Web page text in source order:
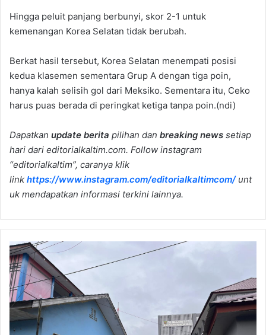
Hingga peluit panjang berbunyi, skor 2-1 untuk
kemenangan Korea Selatan tidak berubah.
Berkat hasil tersebut, Korea Selatan menempati posisi
kedua klasemen sementara Grup A dengan tiga poin,
hanya kalah selisih gol dari Meksiko. Sementara itu, Ceko
harus puas berada di peringkat ketiga tanpa poin.(ndi)
Dapatkan update berita pilihan dan breaking news setiap
hari dari editorialkaltim.com. Follow instagram
“editorialkaltim”, caranya klik
link https://www.instagram.com/editorialkaltimcom/unt
uk mendapatkan informasi terkini lainnya.
Samarinda
Dapat
Bantuan
Revitalisasi
Sekolah